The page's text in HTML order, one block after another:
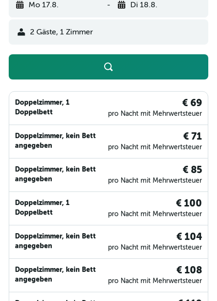
Mo 17.8. - Di 18.8.
2 Gäste, 1 Zimmer
Doppelzimmer, 1
Doppelbett
€ 69
pro Nacht mit Mehrwertsteuer
Doppelzimmer, kein Bett
angegeben
€ 71
pro Nacht mit Mehrwertsteuer
Doppelzimmer, kein Bett
angegeben
€ 85
pro Nacht mit Mehrwertsteuer
Doppelzimmer, 1
Doppelbett
€ 100
pro Nacht mit Mehrwertsteuer
Doppelzimmer, kein Bett
angegeben
€ 104
pro Nacht mit Mehrwertsteuer
Doppelzimmer, kein Bett
angegeben
€ 108
pro Nacht mit Mehrwertsteuer